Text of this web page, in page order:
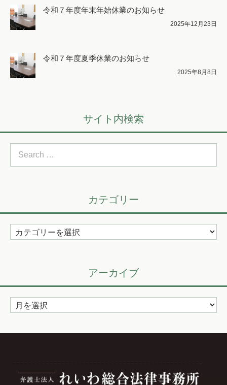
令和７年度年末年始休業のお知らせ
2025年12月23日
令和７年度夏季休業のお知らせ
2025年8月8日
サイト内検索
Search
カテゴリー
カ
ー
アーカイブ